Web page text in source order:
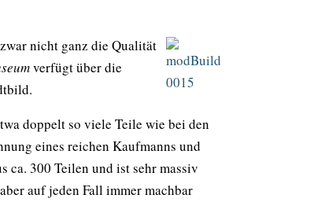
nicht ganz die Qualität
verfügt über die
doppelt so viele Teile wie bei den
eines reichen Kaufmanns und
300 Teilen und ist sehr massiv
auf jeden Fall immer machbar